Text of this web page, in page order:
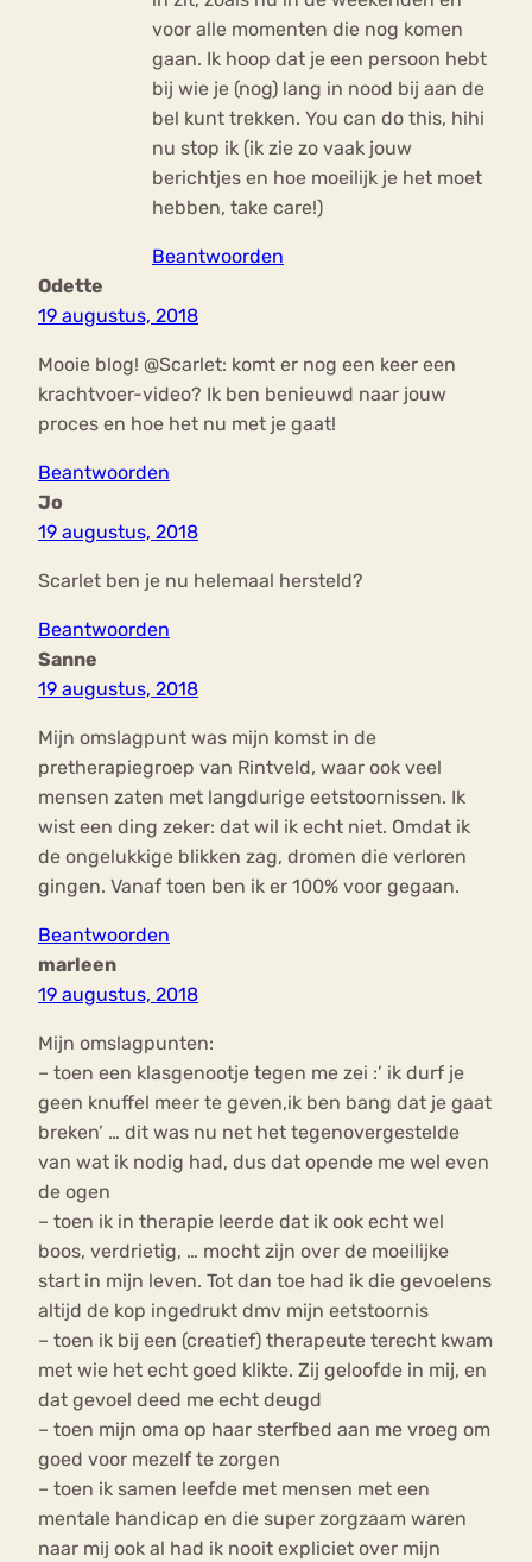
voor alle momenten die nog komen
gaan. Ik hoop dat je een persoon hebt
bij wie je (nog) lang in nood bij aan de
bel kunt trekken. You can do this, hihi
nu stop ik (ik zie zo vaak jouw
berichtjes en hoe moeilijk je het moet
hebben, take care!)
Beantwoorden
Odette
19 augustus, 2018
Mooie blog! @Scarlet: komt er nog een keer een
krachtvoer-video? Ik ben benieuwd naar jouw
proces en hoe het nu met je gaat!
Beantwoorden
Jo
19 augustus, 2018
Scarlet ben je nu helemaal hersteld?
Beantwoorden
Sanne
19 augustus, 2018
Mijn omslagpunt was mijn komst in de
pretherapiegroep van Rintveld, waar ook veel
mensen zaten met langdurige eetstoornissen. Ik
wist een ding zeker: dat wil ik echt niet. Omdat ik
de ongelukkige blikken zag, dromen die verloren
gingen. Vanaf toen ben ik er 100% voor gegaan.
Beantwoorden
marleen
19 augustus, 2018
Mijn omslagpunten:
– toen een klasgenootje tegen me zei :’ ik durf je
geen knuffel meer te geven,ik ben bang dat je gaat
breken’ … dit was nu net het tegenovergestelde
van wat ik nodig had, dus dat opende me wel even
de ogen
– toen ik in therapie leerde dat ik ook echt wel
boos, verdrietig, … mocht zijn over de moeilijke
start in mijn leven. Tot dan toe had ik die gevoelens
altijd de kop ingedrukt dmv mijn eetstoornis
– toen ik bij een (creatief) therapeute terecht kwam
met wie het echt goed klikte. Zij geloofde in mij, en
dat gevoel deed me echt deugd
– toen mijn oma op haar sterfbed aan me vroeg om
goed voor mezelf te zorgen
– toen ik samen leefde met mensen met een
mentale handicap en die super zorgzaam waren
naar mij ook al had ik nooit expliciet over mijn